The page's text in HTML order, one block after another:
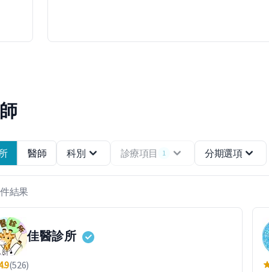
醫師 科別 診療項目 1 分期選項
結果
佳醫診所
(526)